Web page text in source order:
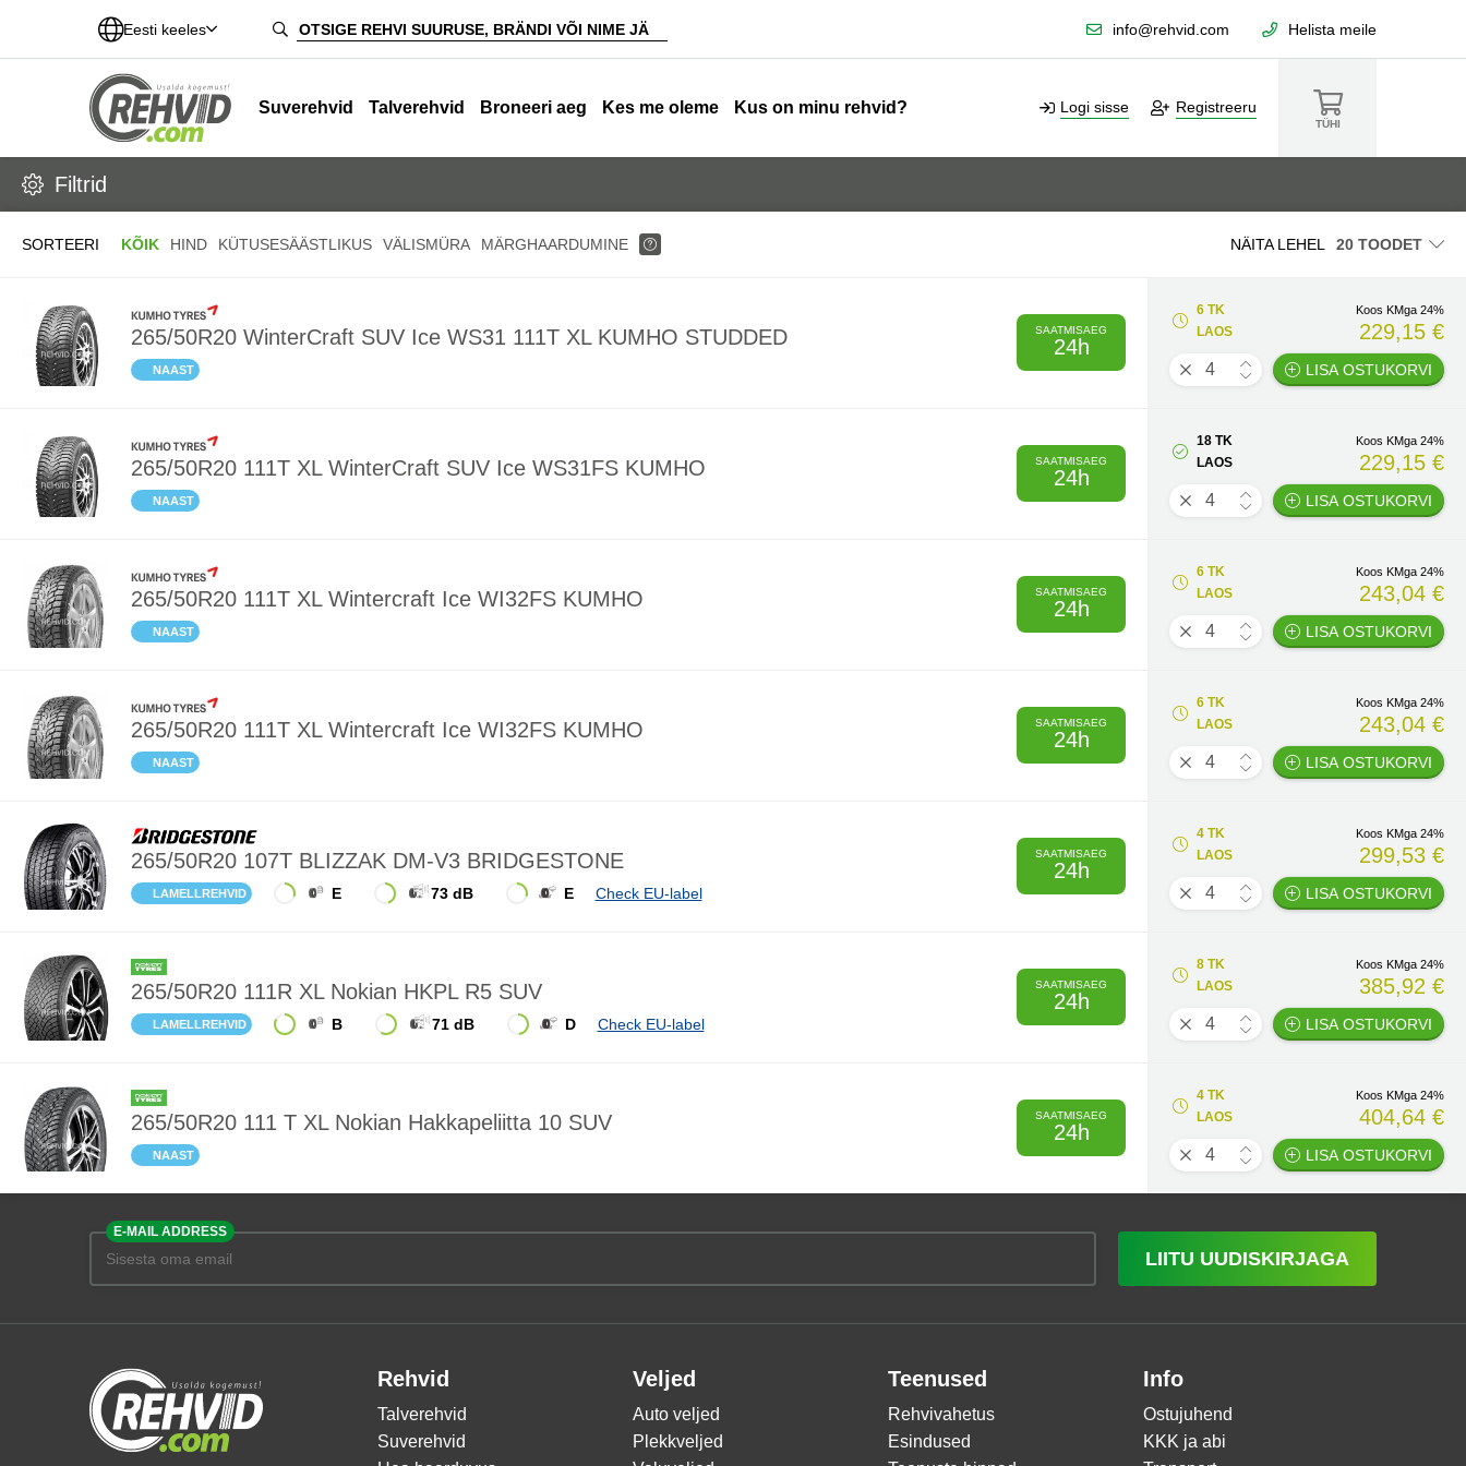
Eesti keeles info@rehvid.com Helista meile
Suverehvid Talverehvid Broneeri aeg Kes me oleme Kus on minu rehvid? Logi sisse Registreeru
TÜHI
Filtrid
SORTEERI KÕIK HIND KÜTUSESÄÄSTLIKUS VÄLISMÜRA MÄRGHAARDUMINE NÄITA LEHEL
265/50R20 WinterCraft SUV Ice WS31 111T XL KUMHO STUDDED
NAAST
SAATMISAEG
24h
6 TK
LAOS
Koos KMga 24%
229,15 €
LISA OSTUKORVI
265/50R20 111T XL WinterCraft SUV Ice WS31FS KUMHO
NAAST
SAATMISAEG
24h
18 TK
LAOS
Koos KMga 24%
229,15 €
LISA OSTUKORVI
265/50R20 111T XL Wintercraft Ice WI32FS KUMHO
NAAST
SAATMISAEG
24h
6 TK
LAOS
Koos KMga 24%
243,04 €
LISA OSTUKORVI
265/50R20 111T XL Wintercraft Ice WI32FS KUMHO
NAAST
SAATMISAEG
24h
6 TK
LAOS
Koos KMga 24%
243,04 €
LISA OSTUKORVI
265/50R20 107T BLIZZAK DM-V3 BRIDGESTONE
LAMELLREHVID E 73 dB E Check EU-label
SAATMISAEG
24h
4 TK
LAOS
Koos KMga 24%
299,53 €
LISA OSTUKORVI
265/50R20 111R XL Nokian HKPL R5 SUV
LAMELLREHVID B 71 dB D Check EU-label
SAATMISAEG
24h
8 TK
LAOS
Koos KMga 24%
385,92 €
LISA OSTUKORVI
265/50R20 111 T XL Nokian Hakkapeliitta 10 SUV
NAAST
SAATMISAEG
24h
4 TK
LAOS
Koos KMga 24%
404,64 €
LISA OSTUKORVI
E-MAIL ADDRESS
LIITU UUDISKIRJAGA
Rehvid
Talverehvid
Suverehvid
Veljed
Auto veljed
Plekkveljed
Teenused
Rehvivahetus
Esindused
Info
Ostujuhend
KKK ja abi